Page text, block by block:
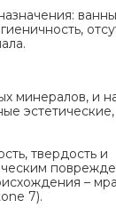
минералов, и
эстетические,
твердость и
–
7).